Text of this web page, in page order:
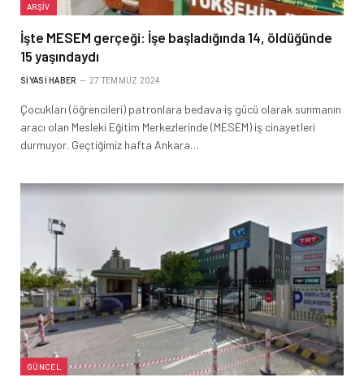
ARŞIV
İşte MESEM gerçeği: İşe başladığında 14, öldüğünde
15 yaşındaydı
SIYASI HABER 27 TEMMUZ 2024
Çocukları (öğrencileri) patronlara bedava iş gücü olarak sunmanın
aracı olan Mesleki Eğitim Merkezlerinde (MESEM) iş cinayetleri
durmuyor. Geçtiğimiz hafta Ankara…
GÜNCEL